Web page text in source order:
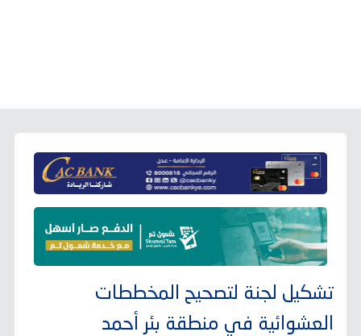
تشكيل لجنة لتصحيح المخططات
العشوائية في منطقة بئر أحمد